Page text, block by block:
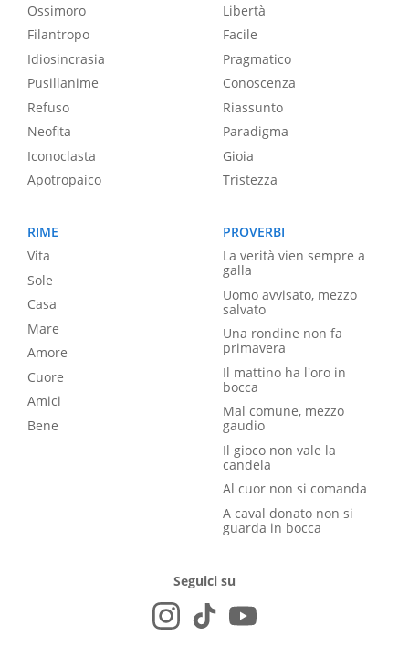
Ossimoro
Filantropo
Idiosincrasia
Pusillanime
Refuso
Neofita
Iconoclasta
Apotropaico
Libertà
Facile
Pragmatico
Conoscenza
Riassunto
Paradigma
Gioia
Tristezza
RIME
Vita
Sole
Casa
Mare
Amore
Cuore
Amici
Bene
PROVERBI
La verità vien sempre a
galla
Uomo avvisato, mezzo
salvato
Una rondine non fa
primavera
Il mattino ha l'oro in
bocca
Mal comune, mezzo
gaudio
Il gioco non vale la
candela
Al cuor non si comanda
A caval donato non si
guarda in bocca
Seguici su